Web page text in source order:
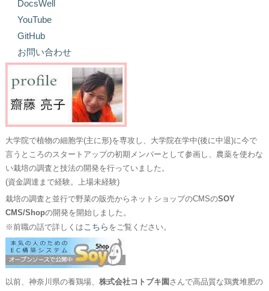
DocsWell
YouTube
GitHub
お問い合わせ
大学院で植物の細胞学(主に形)を専攻し、大学院在学中(後に中退)に今で
言うところのスタートアップの初期メンバーとして参画し、農薬を使わな
い栽培の調査と技法の開発を行っていました。
(資金調達まで経験。上場未経験)
栽培の調査と並行で野菜の販売からネットショップのCMSのSOY
CMS/Shopの開発を開始しました。
※前職の話で詳しくは こちら をご覧ください。
以前、神奈川県の養鶏場、 株式会社コトブキ園 さんで高品質な鶏糞堆肥の